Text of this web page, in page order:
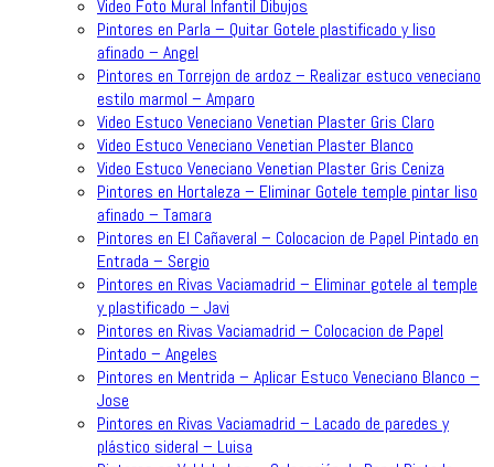
Video Foto Mural Infantil Dibujos
Pintores en Parla – Quitar Gotele plastificado y liso
afinado – Angel
Pintores en Torrejon de ardoz – Realizar estuco veneciano
estilo marmol – Amparo
Video Estuco Veneciano Venetian Plaster Gris Claro
Video Estuco Veneciano Venetian Plaster Blanco
Video Estuco Veneciano Venetian Plaster Gris Ceniza
Pintores en Hortaleza – Eliminar Gotele temple pintar liso
afinado – Tamara
Pintores en El Cañaveral – Colocacion de Papel Pintado en
Entrada – Sergio
Pintores en Rivas Vaciamadrid – Eliminar gotele al temple
y plastificado – Javi
Pintores en Rivas Vaciamadrid – Colocacion de Papel
Pintado – Angeles
Pintores en Mentrida – Aplicar Estuco Veneciano Blanco –
Jose
Pintores en Rivas Vaciamadrid – Lacado de paredes y
plástico sideral – Luisa